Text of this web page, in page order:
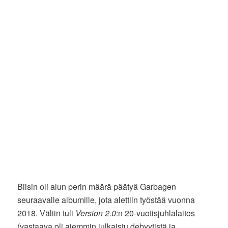
Biisin oli alun perin määrä päätyä Garbagen
seuraavalle albumille, jota alettiin työstää vuonna
2018. Väliin tuli Version 2.0:n 20-vuotisjuhlalaitos